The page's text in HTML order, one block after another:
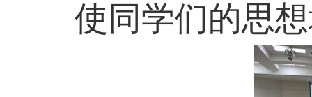
使同学们的思